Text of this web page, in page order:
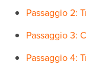
Passaggio 2:
Passaggio 3:
Passaggio 4: